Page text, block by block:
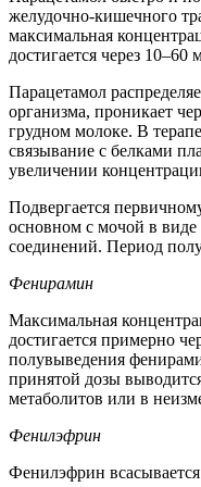
желудочно-кишечного
максимальная
достигается через 10–60
Парацетамол
организма, проникает
грудном молоке. В
связывание с белками
увеличении
Подвергается
основном с мочой в
соединений. Период
Фенирамин
Максимальная
достигается примерно
полувыведения
принятой дозы
метаболитов или в
Фенилэфрин
Фенилэфрин